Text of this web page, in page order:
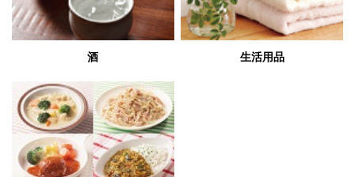
酒 生活用品